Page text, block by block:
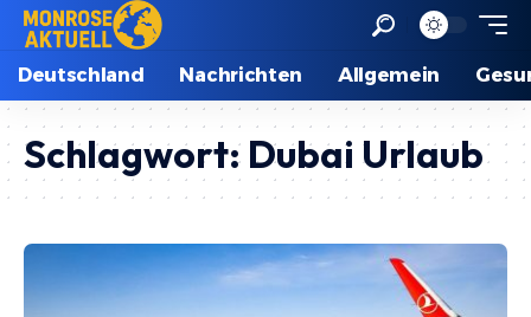
Deutschland Nachrichten Allgemein
Schlagwort: Dubai Urlaub